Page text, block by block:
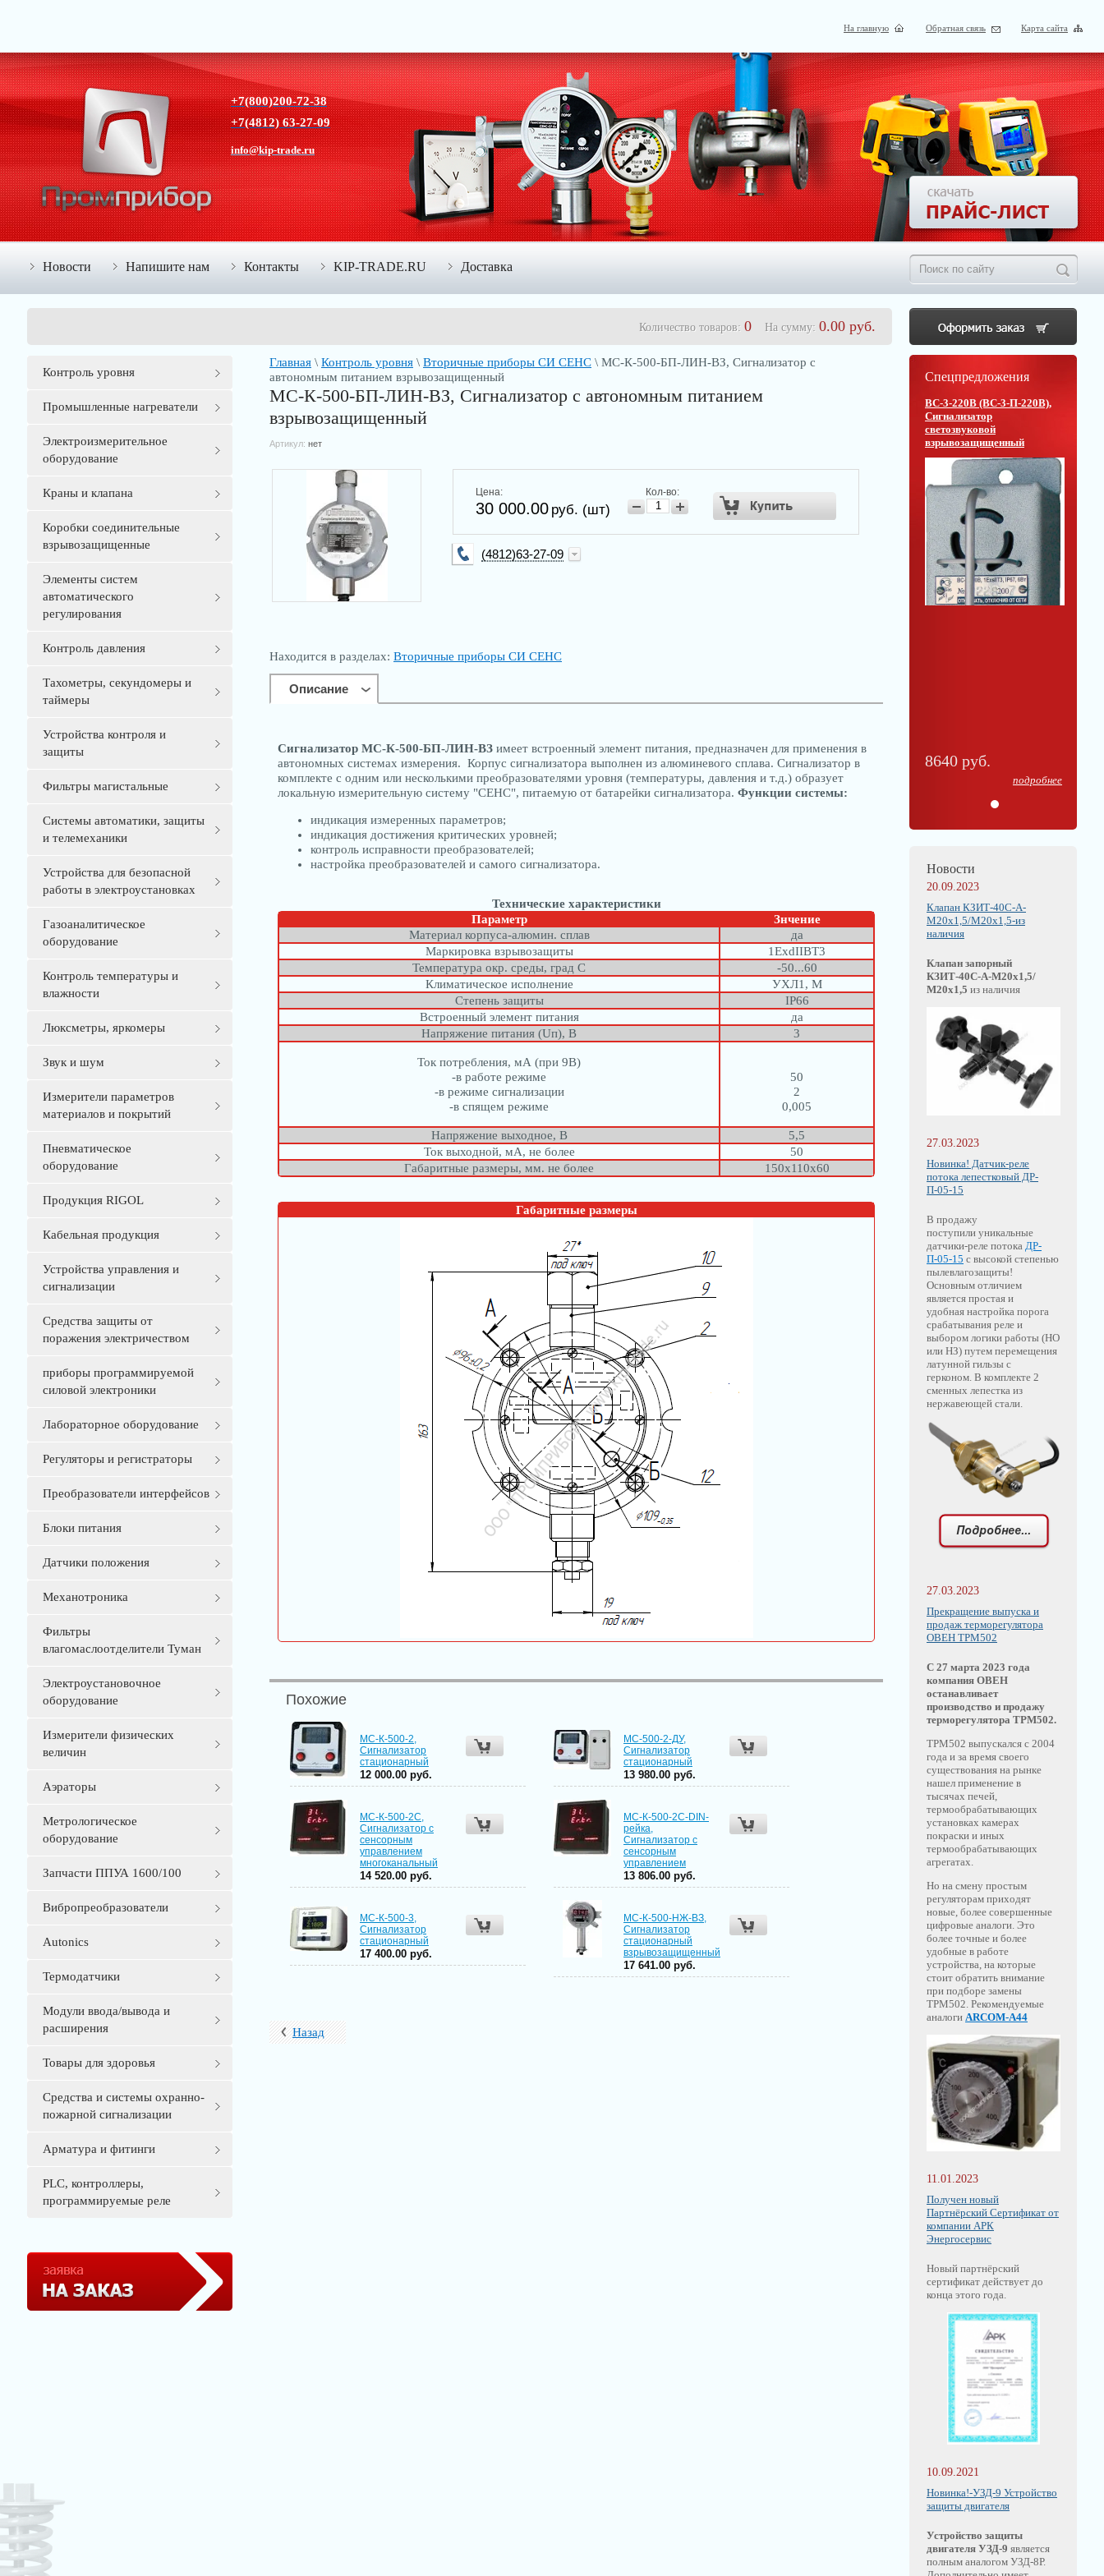
На главную Обратная связь Карта сайта
+7(800)200-72-38
+7(4812) 63-27-09
info@kip-trade.ru
Новости Напишите нам Контакты KIP-TRADE.RU Доставка
Количество товаров: 0 На сумму: 0.00 руб.
Главная \ Контроль уровня \ Вторичные приборы СИ СЕНС \ МС-К-500-БП-ЛИН-ВЗ, Сигнализатор с
автономным питанием взрывозащищенный
МС-К-500-БП-ЛИН-ВЗ, Сигнализатор с автономным питанием
взрывозащищенный
Артикул: нет
Цена:
30 000.00 руб. (шт)
Кол-во:
(4812)63-27-09
Находится в разделах: Вторичные приборы СИ СЕНС
Описание
Сигнализатор МС-К-500-БП-ЛИН-ВЗ имеет встроенный элемент питания, предназначен для применения в
автономных системах измерения. Корпус сигнализатора выполнен из алюминевого сплава. Сигнализатор в
комплекте с одним или несколькими преобразователями уровня (температуры, давления и т.д.) образует
локальную измерительную систему "СЕНС", питаемую от батарейки сигнализатора. Функции системы:
индикация измеренных параметров;
индикация достижения критических уровней;
контроль исправности преобразователей;
настройка преобразователей и самого сигнализатора.
Технические характеристики
Параметр
Знчение
Материал корпуса-алюмин. сплав
да
Маркировка взрывозащиты
1ExdIIBT3
Температура окр. среды, град С
-50...60
Климатическое исполнение
УХЛ1, М
Степень защиты
IP66
Встроенный элемент питания
да
Напряжение питания (Uп), В
3
Ток потребления, мА (при 9В)
-в работе режиме
-в режиме сигнализации
-в спящем режиме
50
2
0,005
Напряжение выходное, В
5,5
Ток выходной, мА, не более
50
Габаритные размеры, мм. не более
150х110х60
Габаритные размеры
Похожие
МС-К-500-2,
Сигнализатор
стационарный
12 000.00 руб.
МС-500-2-ДУ,
Сигнализатор
стационарный
13 980.00 руб.
МС-К-500-2С,
Сигнализатор с
сенсорным
управлением
многоканальный
14 520.00 руб.
МС-К-500-2С-DIN-
рейка,
Сигнализатор с
сенсорным
управлением
13 806.00 руб.
МС-К-500-3,
Сигнализатор
стационарный
17 400.00 руб.
МС-К-500-НЖ-ВЗ,
Сигнализатор
стационарный
взрывозащищенный
17 641.00 руб.
Назад
Контроль уровня
Промышленные нагреватели
Электроизмерительное
оборудование
Краны и клапана
Коробки соединительные
взрывозащищенные
Элементы систем
автоматического
регулирования
Контроль давления
Тахометры, секундомеры и
таймеры
Устройства контроля и
защиты
Фильтры магистальные
Системы автоматики, защиты
и телемеханики
Устройства для безопасной
работы в электроустановках
Газоаналитическое
оборудование
Контроль температуры и
влажности
Люксметры, яркомеры
Звук и шум
Измерители параметров
материалов и покрытий
Пневматическое
оборудование
Продукция RIGOL
Кабельная продукция
Устройства управления и
сигнализации
Средства защиты от
поражения электричеством
приборы программируемой
силовой электроники
Лабораторное оборудование
Регуляторы и регистраторы
Преобразователи интерфейсов
Блоки питания
Датчики положения
Механотроника
Фильтры
влагомаслоотделители Туман
Электроустановочное
оборудование
Измерители физических
величин
Аэраторы
Метрологическое
оборудование
Запчасти ППУА 1600/100
Вибропреобразователи
Autonics
Термодатчики
Модули ввода/вывода и
расширения
Товары для здоровья
Средства и системы охранно-
пожарной сигнализации
Арматура и фитинги
PLС, контроллеры,
программируемые реле
Спецпредложения
ВС-3-220В (ВС-3-П-220В),
Сигнализатор
светозвуковой
взрывозащищенный
8640 руб.
подробнее
Новости
20.09.2023
Клапан КЗИТ-40С-А-
М20х1,5/М20х1,5-из
наличия
Клапан запорный
КЗИТ-40С-А-М20х1,5/
М20х1,5 из наличия
27.03.2023
Новинка! Датчик-реле
потока лепестковый ДР-
П-05-15
В продажу
поступили уникальные
датчики-реле потока ДР-
П-05-15 с высокой степенью
пылевлагозащиты!
Основным отличием
является простая и
удобная настройка порога
срабатывания реле и
выбором логики работы (НО
или НЗ) путем перемещения
латунной гильзы с
герконом. В комплекте 2
сменных лепестка из
нержавеющей стали.
27.03.2023
Прекращение выпуска и
продаж терморегулятора
ОВЕН ТРМ502
С 27 марта 2023 года
компания ОВЕН
останавливает
производство и продажу
терморегулятора ТРМ502.
ТРМ502 выпускался с 2004
года и за время своего
существования на рынке
нашел применение в
тысячах печей,
термообрабатывающих
установках камерах
покраски и иных
термообрабатывающих
агрегатах.
Но на смену простым
регуляторам приходят
новые, более совершенные
цифровые аналоги. Это
более точные и более
удобные в работе
устройства, на которые
стоит обратить внимание
при подборе замены
ТРМ502. Рекомендуемые
аналоги ARCOM-A44
11.01.2023
Получен новый
Партнёрский Сертификат от
компании АРК
Энергосервис
Новый партнёрский
сертификат действует до
конца этого года.
10.09.2021
Новинка!-УЗД-9 Устройство
защиты двигателя
Устройство защиты
двигателя УЗД-9 является
полным аналогом УЗД-8Р.